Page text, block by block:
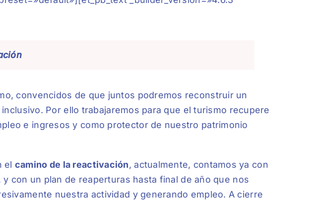
convencidos de que juntos podremos reconstruir un
Por ello trabajaremos para que el turismo recupere
e ingresos y como protector de nuestro patrimonio
el camino de la reactivación, actualmente, contamos ya con
con un plan de reaperturas hasta final de año que nos
nuestra actividad y generando empleo. A cierre